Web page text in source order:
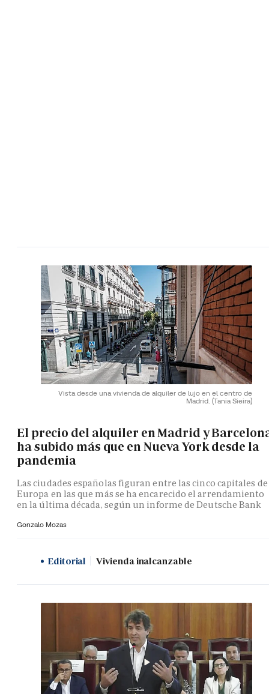
Vista desde una vivienda de alquiler de lujo en el centro de
Madrid. (Tania Sieira)
El precio del alquiler en Madrid y
ha subido más que en Nueva York desde la
pandemia
Las ciudades españolas figuran entre las cinco capitales de
Europa en las que más se ha encarecido el arrendamiento
en la última década, según un informe de Deutsche Bank
Gonzalo Mozas
Editorial Vivienda inalcanzable